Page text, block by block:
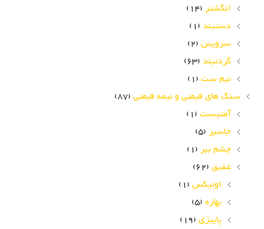
انگشتر (14)
دستبند (1)
سرویس (2)
گردنبند (63)
نیم ست (1)
سنگ های قیمتی و نیمه قیمتی (87)
آمتیست (1)
جاسپر (5)
چشم ببر (1)
عقیق (62)
اونیکس (1)
بهاره (5)
پاییزی (19)